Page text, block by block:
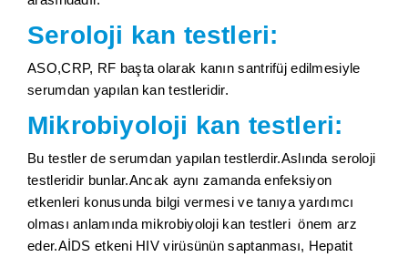
Seroloji kan testleri:
ASO,CRP, RF başta olarak kanın santrifüj edilmesiyle
serumdan yapılan kan testleridir.
Mikrobiyoloji kan testleri:
Bu testler de serumdan yapılan testlerdir.Aslında seroloji
testleridir bunlar.Ancak aynı zamanda enfeksiyon
etkenleri konusunda bilgi vermesi ve tanıya yardımcı
olması anlamında mikrobiyoloji kan testleri önem arz
eder.AİDS etkeni HIV virüsünün saptanması, Hepatit